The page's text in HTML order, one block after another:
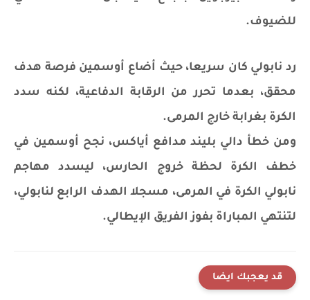
للضيوف.
رد نابولي كان سريعا، حيث أضاع أوسمين فرصة هدف
محقق، بعدما تحرر من الرقابة الدفاعية، لكنه سدد
الكرة بغرابة خارج المرمى.
ومن خطأ دالي بليند مدافع أياكس، نجح أوسمين في
خطف الكرة لحظة خروج الحارس، ليسدد مهاجم
نابولي الكرة في المرمى، مسجلا الهدف الرابع لنابولي،
لتنتهي المباراة بفوز الفريق الإيطالي.
قد يعجبك ايضا